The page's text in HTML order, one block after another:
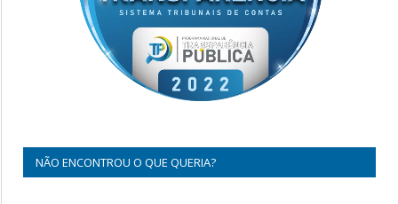
NÃO ENCONTROU O QUE QUERIA?